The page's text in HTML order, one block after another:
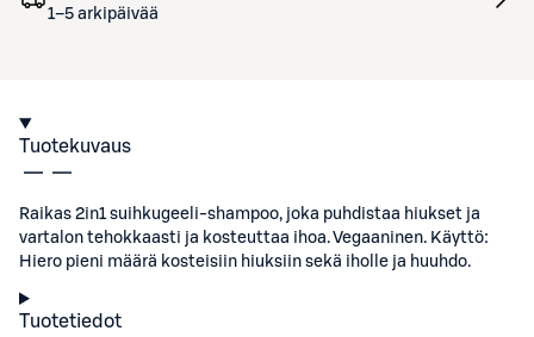
1–5 arkipäivää
Tuotekuvaus
Raikas 2in1 suihkugeeli-shampoo, joka puhdistaa hiukset ja
vartalon tehokkaasti ja kosteuttaa ihoa. Vegaaninen. Käyttö:
Hiero pieni määrä kosteisiin hiuksiin sekä iholle ja huuhdo.
Tuotetiedot